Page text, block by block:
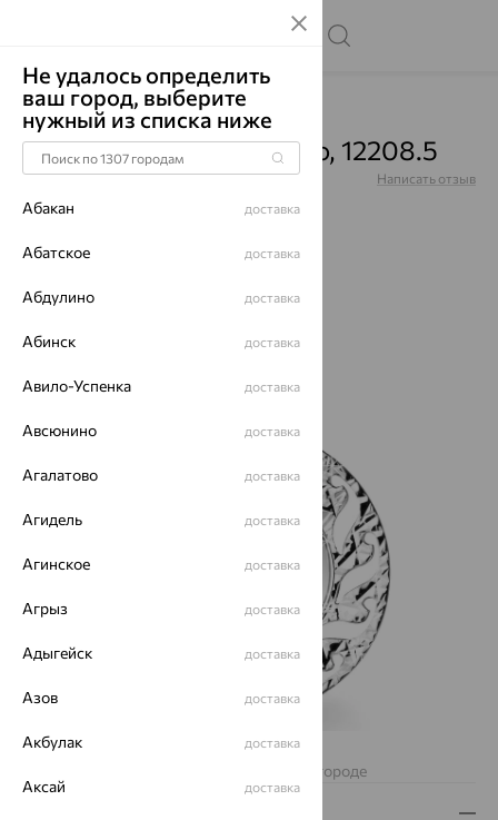
Главная Каталог Подвески
Подвеска "Рак", серебро, 12208.5
Артикул:12208.5 Написать отзыв
Нет в наличии
Изделие недоступно для заказа в вашем городе
Не удалось определить
ваш город, выберите
нужный из списка ниже
Абакан доставка
Абатское доставка
Абдулино доставка
Абинск доставка
Авило-Успенка доставка
Авсюнино доставка
Агалатово доставка
Агидель доставка
Агинское доставка
Агрыз доставка
Адыгейск доставка
Азов доставка
Акбулак доставка
Аксай доставка